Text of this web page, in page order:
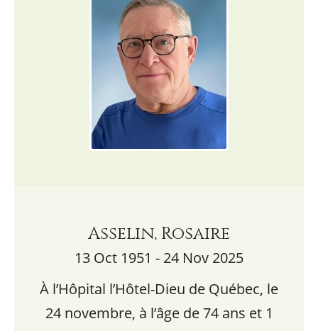
Asselin, Rosaire
13 Oct 1951 - 24 Nov 2025
À l’Hôpital l’Hôtel-Dieu de Québec, le
24 novembre, à l’âge de 74 ans et 1